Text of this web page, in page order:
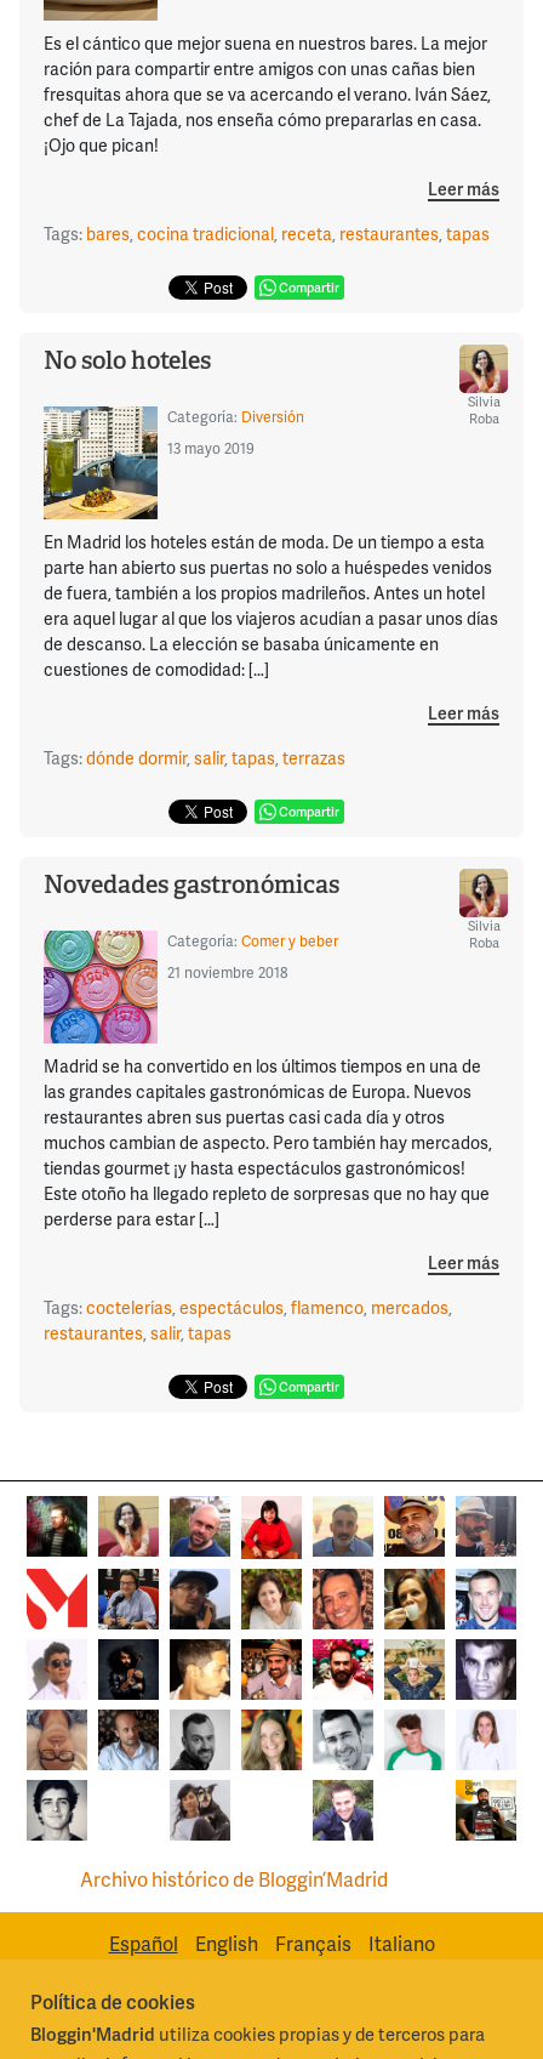
Es el cántico que mejor suena en nuestros bares. La mejor
ración para compartir entre amigos con unas cañas bien
fresquitas ahora que se va acercando el verano. Iván Sáez,
chef de La Tajada, nos enseña cómo prepararlas en casa.
¡Ojo que pican!
Leer más
Tags: bares cocina tradicional receta restaurantes tapas
Compartir
No solo hoteles
Silvia
Roba
Categoría: Diversión
13 mayo 2019
En Madrid los hoteles están de moda. De un tiempo a esta
parte han abierto sus puertas no solo a huéspedes venidos
de fuera, también a los propios madrileños. Antes un hotel
era aquel lugar al que los viajeros acudían a pasar unos días
de descanso. La elección se basaba únicamente en
cuestiones de comodidad: […]
Leer más
Tags:dónde dormir,salir,tapas,terrazas
Compartir
Novedades gastronómicas
Silvia
Roba
Categoría: Comer y beber
21 noviembre 2018
Madrid se ha convertido en los últimos tiempos en una de
las grandes capitales gastronómicas de Europa. Nuevos
restaurantes abren sus puertas casi cada día y otros
muchos cambian de aspecto. Pero también hay mercados,
tiendas gourmet ¡y hasta espectáculos gastronómicos!
Este otoño ha llegado repleto de sorpresas que no hay que
perderse para estar […]
Leer más
Tags:coctelerías,espectáculos,flamenco, mercados,
restaurantes,salir,tapas
Compartir
Archivo histórico de Bloggin’Madrid
Español English Français Italiano
Madrid Destino Cultura Turismo y Negocio, S.A. Algunos derechos
Política de cookies
Bloggin'Madrid utiliza cookies propias y de terceros para